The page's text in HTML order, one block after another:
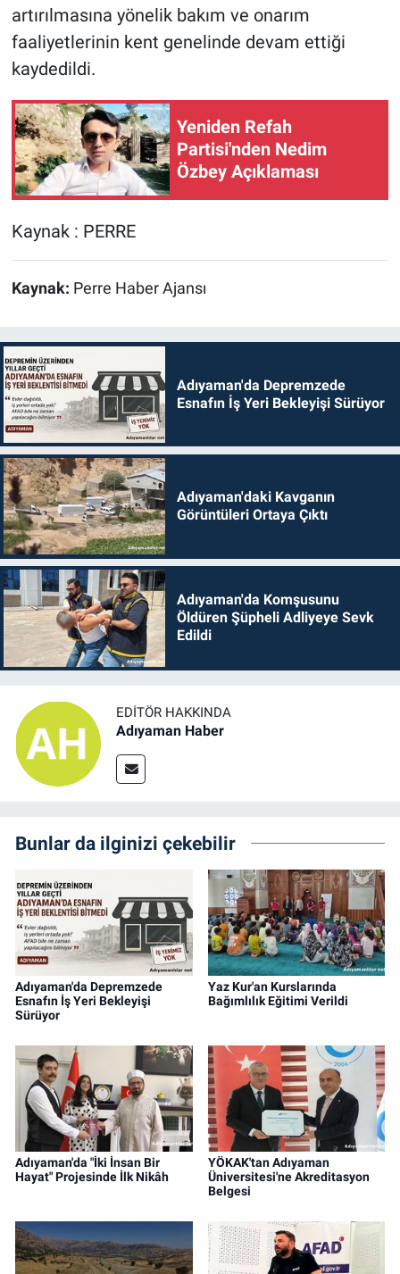
artırılmasına yönelik bakım ve onarım
faaliyetlerinin kent genelinde devam ettiği
kaydedildi.
Yeniden Refah
Partisi'nden Nedim
Özbey Açıklaması
Kaynak : PERRE
Kaynak: Perre Haber Ajansı
Adıyaman'da Depremzede
Esnafın İş Yeri Bekleyişi Sürüyor
Adıyaman'daki Kavganın
Görüntüleri Ortaya Çıktı
Adıyaman'da Komşusunu
Öldüren Şüpheli Adliyeye Sevk
Edildi
EDITÖR HAKKINDA
Adıyaman Haber
Bunlar da ilginizi çekebilir
Adıyaman'da Depremzede
Esnafın İş Yeri Bekleyişi
Sürüyor
Yaz Kur'an Kurslarında
Bağımlılık Eğitimi Verildi
Adıyaman'da "İki İnsan Bir
Hayat" Projesinde İlk Nikâh
YÖKAK'tan Adıyaman
Üniversitesi'ne Akreditasyon
Belgesi